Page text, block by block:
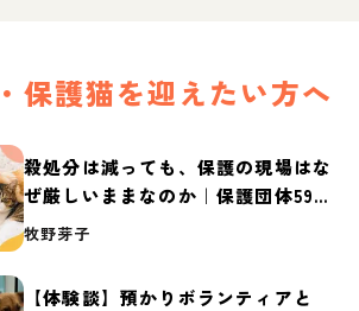
保護猫を迎えたい方へ
殺処分は減っても、保護の現場はな
ぜ厳しいままなのか｜保護団体59団
体の実態調査【保護犬・保護猫白書
牧野芽子
【体験談】預かりボランティアと